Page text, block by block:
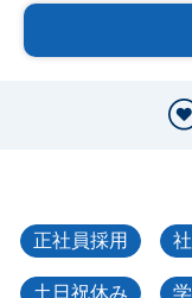
正社員採用
土日祝休み